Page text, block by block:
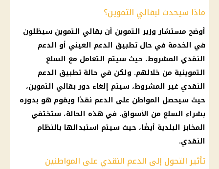
ماذا سيحدث لبقالي التموين؟
أوضح مستشار وزير التموين أن بقالي التموين سيظلون
في الخدمة في حال تطبيق الدعم العيني أو الدعم
النقدي المشروط، حيث سيتم التعامل مع السلع
التموينية من خلالهم. ولكن في حالة تطبيق الدعم
النقدي غير المشروط، سيتم إلغاء دور بقالي التموين،
حيث سيحصل المواطن على الدعم نقدًا ويقوم هو بدوره
بشراء السلع من الأسواق. في هذه الحالة، ستختفي
المخابز البلدية أيضًا، حيث سيتم استبدالها بالنظام
النقدي.
تأثير التحول إلى الدعم النقدي على المواطنين